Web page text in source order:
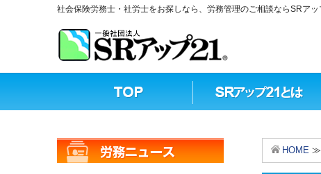
社会保険労務士・社労士をお探しなら、労務管理のご相談ならSRア
HOME ≫